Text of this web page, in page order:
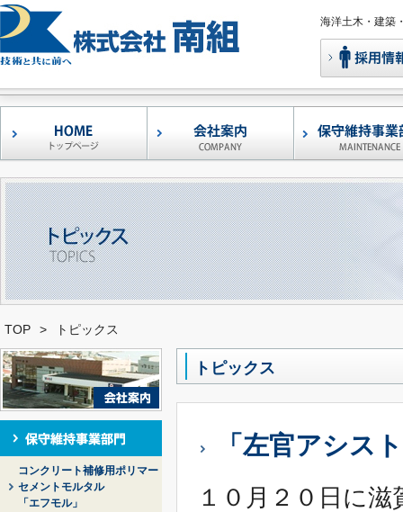
海洋土木・建築
コンクリート補修
マーセメントモル
「エフモル」
鉄筋腐食抑制型ポ
セメントモルタル
ケン」
早強型エフモル
左官アシスト
レーザー凹凸測定
港湾・漁港構造物
・補強工法
形状自在褄枠
移動式足場
バンカーサイロ補
ウォータージェッ
調査・診断
補修工事
TOP > トピックス
コンクリート補修用ポリマー
セメントモルタル
「エフモル」
トピックス
「左官アシス
１０月２０日に